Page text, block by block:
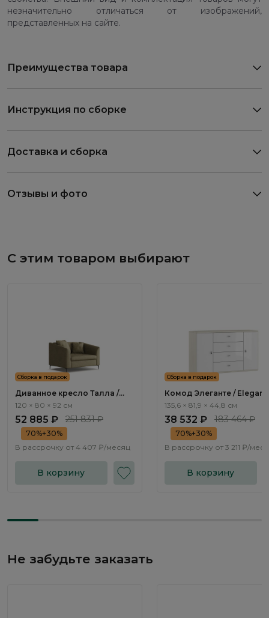
незначительно отличаться от изображений,
представленных на сайте.
Преимущества товара
Инструкция по сборке
Доставка и сборка
Отзывы и фото
С этим товаром выбирают
Сборка в подарок
Диванное кресло Талла /
Talla ММ100.12
120 × 80 × 92 см
52 885 ₽ 251 831 ₽
70%+30%
В рассрочку от 4 407 ₽/месяц
В корзину
Сборка в подарок
Комод Элеганте /
LE5511.2
135,6 × 81,9 × 44,8 см
38 532 ₽ 183 464 ₽
70%+30%
В рассрочку от 3 211 ₽/
В корзину
Не забудьте заказать